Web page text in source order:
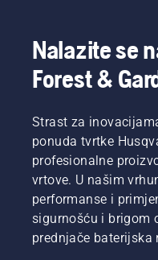
Nalazite se
Forest &
Strast za
ponuda tvrtke
profesionalne
vrtove. U našim
performanse i
sigurnošću i brigom
prednjače baterijska